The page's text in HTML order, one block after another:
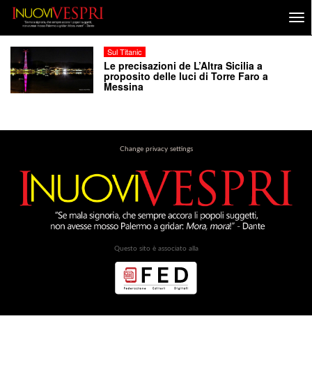
Sul Titanic
Le precisazioni de L’Altra Sicilia a
proposito delle luci di Torre Faro a
Messina
Change privacy settings
Questo sito è associato alla